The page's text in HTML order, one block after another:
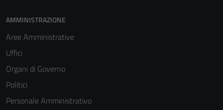
AMMINISTRAZIONE
Aree Amministrative
Uffici
Organi di Governo
Politici
Personale Amministrativo